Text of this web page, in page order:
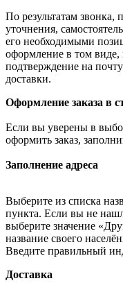
По результатам звонка,
уточнения,
его необходимыми
оформление в том виде,
подтверждение на
доставки.
Оформление заказа в
Если вы уверены в
оформить заказ,
Заполнение адреса
Выберите из списка
пункта. Если вы не
выберите значение
название своего
Введите правильный
Доставка